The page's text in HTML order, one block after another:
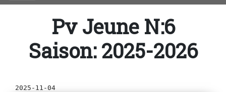
Pv Jeune N:6
Saison: 2025-2026
2025-11-04